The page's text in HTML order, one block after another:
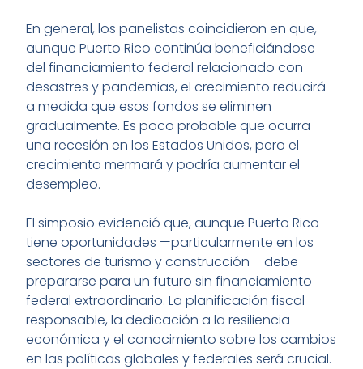
En general, los panelistas coincidieron en que,
aunque Puerto Rico continúa beneficiándose
del financiamiento federal relacionado con
desastres y pandemias, el crecimiento reducirá
a medida que esos fondos se eliminen
gradualmente. Es poco probable que ocurra
una recesión en los Estados Unidos, pero el
crecimiento mermará y podría aumentar el
desempleo.
El simposio evidenció que, aunque Puerto Rico
tiene oportunidades —particularmente en los
sectores de turismo y construcción— debe
prepararse para un futuro sin financiamiento
federal extraordinario. La planificación fiscal
responsable, la dedicación a la resiliencia
económica y el conocimiento sobre los cambios
en las políticas globales y federales será crucial.